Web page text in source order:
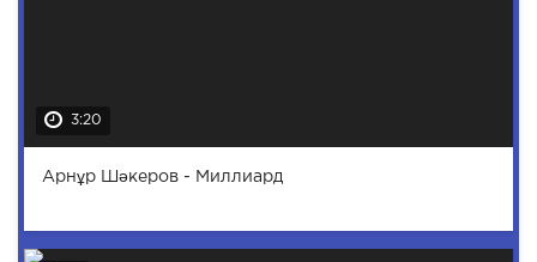
3:20
Арнұр Шәкеров - Миллиард